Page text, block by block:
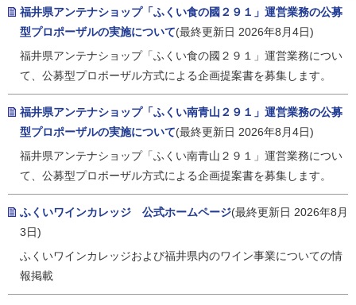
福井県アンテナショップ「ふくい食の國２９１」運営業務の公募
型プロポーザルの実施について(最終更新日 2026年8月4日)
福井県アンテナショップ「ふくい食の國２９１」運営業務につい
て、公募型プロポーザル方式による企画提案書を募集します。
福井県アンテナショップ「ふくい南青山２９１」運営業務の公募
型プロポーザルの実施について(最終更新日 2026年8月4日)
福井県アンテナショップ「ふくい南青山２９１」運営業務につい
て、公募型プロポーザル方式による企画提案書を募集します。
ふくいワインカレッジ 公式ホームページ(最終更新日 2026年8月
3日)
ふくいワインカレッジおよび福井県内のワイン事業についての情
報掲載